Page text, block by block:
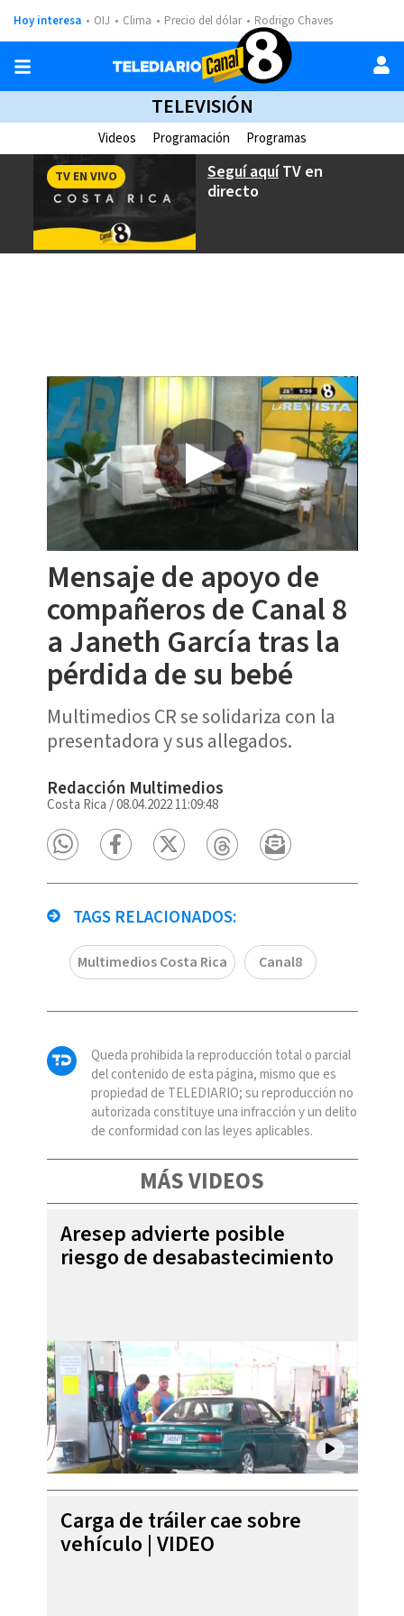
Hoy interesa OIJ Clima Precio del dólar Rodrigo Chaves
TELEVISIÓN
Videos Programación Programas
Seguí aquíTV en
directo
TV EN VIVO
Mensaje de apoyo de
compañeros de Canal 8
a Janeth García tras la
pérdida de su bebé
Multimedios CR se solidariza con la
presentadora y sus allegados.
Redacción Multimedios
Costa Rica /08.04.2022 11:09:48
TAGS RELACIONADOS:
Multimedios Costa Rica Canal8
Queda prohibida la reproducción total o parcial
del contenido de esta página, mismo que es
propiedad de TELEDIARIO; su reproducción no
autorizada constituye una infracción y un delito
de conformidad con las leyes aplicables.
MÁS VIDEOS
Aresep advierte posible
riesgo de desabastecimiento
Carga de tráiler cae sobre
vehículo | VIDEO